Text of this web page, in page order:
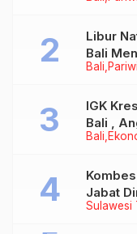
Bali
Libur
Bali
Tidak
Bali
IGK
Bali ,
Sulawesi
Jabat